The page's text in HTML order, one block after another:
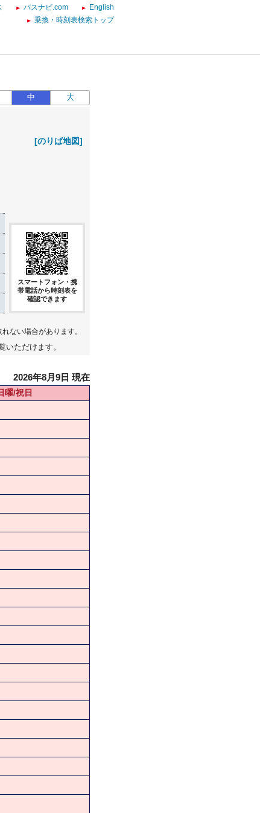
バスナビ.com
English
乗換・時刻表検索トップ
中 大
[のりば地図]
スマートフォン・携
帯電話から時刻表を
確認できます
ない場合があります。
ただけます。
2026年8月9日 現在
曜/祝日